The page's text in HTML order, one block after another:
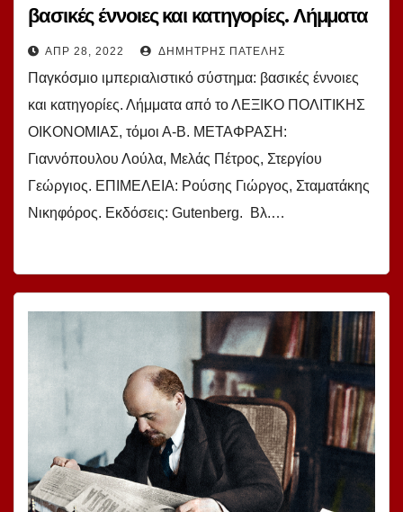
βασικές έννοιες και κατηγορίες. Λήμματα
σοβιετικών οικονομολόγων.
ΑΠΡ 28, 2022 ΔΗΜΉΤΡΗΣ ΠΑΤΈΛΗΣ
Παγκόσμιο ιμπεριαλιστικό σύστημα: βασικές έννοιες
και κατηγορίες. Λήμματα από το ΛΕΞΙΚΟ ΠΟΛΙΤΙΚΗΣ
ΟΙΚΟΝΟΜΙΑΣ, τόμοι Α-Β. ΜΕΤΑΦΡΑΣΗ:
Γιαννόπουλου Λούλα, Μελάς Πέτρος, Στεργίου
Γεώργιος. ΕΠΙΜΕΛΕΙΑ: Ρούσης Γιώργος, Σταματάκης
Νικηφόρος. Εκδόσεις: Gutenberg. Βλ.…